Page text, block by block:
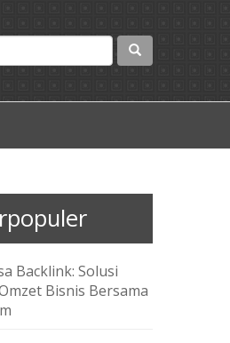
Backlink: Solusi
Bisnis Bersama